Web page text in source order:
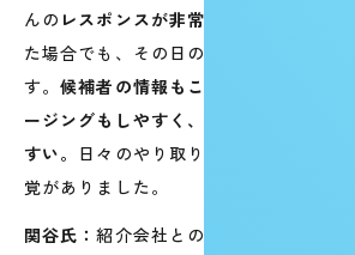
んの レスポンスが非常に早い
た場合でも、その日のうちに必ず折り返
す。候補者の情報もこまめに共有してく
ージングもしやすく、入社後のフォロー
すい。 日々のやり取りのなかで、安心し
覚がありました。
関谷氏：紹介会社との間で情報の解像度